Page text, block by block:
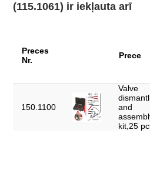
kopējais garums L1, mm: 275,0
380
(115.1061) ir iekļauta arī
Preces
Nr.
Prece
150.1100
Valve
and
kit,25